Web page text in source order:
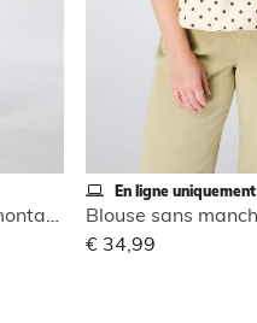
Blouse sans manches à col montant
En ligne uniquement
€ 34,99